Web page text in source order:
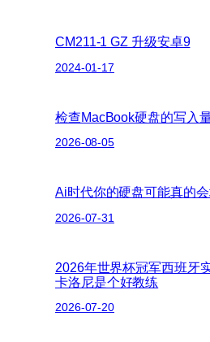
CM211-1 GZ 升级安卓9
2024-01-17
检查MacBook硬盘的写入
2026-08-05
Ai时代你的硬盘可能真的
2026-07-31
2026年世界杯冠军西班牙
卡洛尼是个好教练
2026-07-20